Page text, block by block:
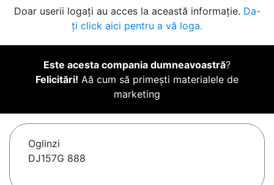
Doar userii logați au acces la această informație. Da-
ți click aici pentru a vă loga.
Este acesta compania dumneavoastră?
Felicitări! Aă cum să primești materialele de
marketing
Oglinzi
DJ157G 888